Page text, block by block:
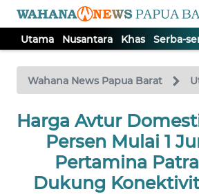
Utama Nusantara Khas Serba-
Wahana News Papua Barat
Harga Avtur
Persen Mulai 1
Pertamina
Dukung
TV
Tutup
UTAMA
NUSANTARA